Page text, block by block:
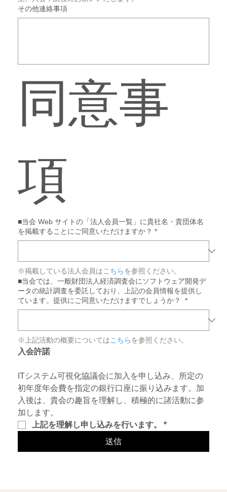
その他連絡事項
同意事
項
■当会 Web サイトの「法人会員一覧」に貴社名・貴団体名
を掲載することにご同意いただけますか？ *
※掲載している法人会員はこちら を参照ください。
■当会では、一般財団法人経済調査会にソフトウェア開発デ
ータの統計調査を委託しており、上記の会員情報を提供し
ています。提供にご同意いただけますでしょうか？
*
※上記活動の概要についてはこちら を参照ください。
入会許諾
ITシステム可視化協議会に加入を申し込み、所定の
初年度年会費を指定の銀行口座に振り込みます。加
入後は、貴会の趣旨を理解し、積極的に諸活動に参
加します。
上記を理解し申し込みを行います。
*
送信